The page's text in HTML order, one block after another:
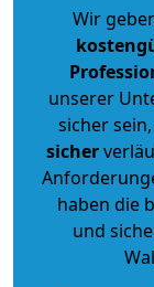
Wir
unserer
sicher
sicher
haben die
und